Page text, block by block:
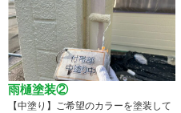
雨樋塗装②
【中塗り】ご希望のカラーを塗装して